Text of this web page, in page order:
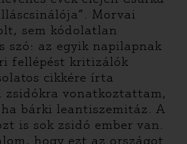
Morvai
sem kódolatlan
szó: az egyik napilapnak
fellépést kritizálók
cikkére írta
zsidókra vonatkoztattam,
bárki leantiszemitáz. A
is sok zsidó ember van.
hogy ezt az országot